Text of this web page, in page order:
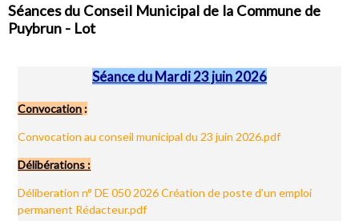
Séances du Conseil Municipal de la Commune de
Puybrun - Lot
Séance du Mardi 23 juin 2026
Convocation :
Convocation au conseil municipal du 23 juin 2026.pdf
Délibérations :
Déliberation n° DE 050 2026 Création de poste d'un emploi
permanent Rédacteur.pdf